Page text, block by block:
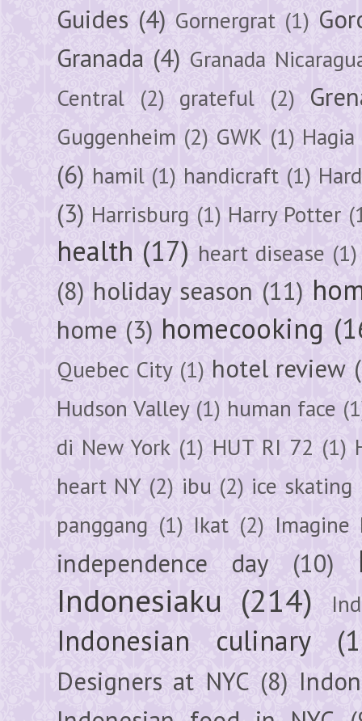
Guides (4) Gornergrat (1)
Granada (4) Granada
Central (2) grateful (2)
Guggenheim (2) GWK (1)
(6) hamil (1) handicraft (1)
(3) Harrisburg (1) Harry Potter
health (17) heart disease (1)
(8) holiday season (11)
home (3) homecooking
Quebec City (1) hotel review
Hudson Valley (1) human face
di New York (1) HUT RI 72 (1)
heart NY (2) ibu (2) ice skating
panggang (1) Ikat (2) Imagine
independence day (10)
Indonesiaku (214)
Indonesian culinary
Designers at NYC (8)